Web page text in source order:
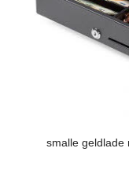
smalle geldlade